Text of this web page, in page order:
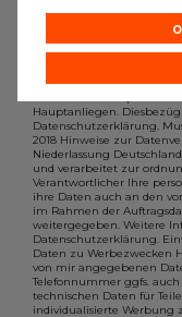
Hauptanliegen.
Datenschutzerklärung.
2018 Hinweise zur
Niederlassung
und verarbeitet zur
Verantwortlicher Ihre
ihre Daten auch an den
im Rahmen der
weitergegeben. Weitere
Datenschutzerklärung.
Daten zu Werbezwecken
von mir angegebenen
Telefonnummer ggfs.
technischen Daten für
individualisierte Werbung